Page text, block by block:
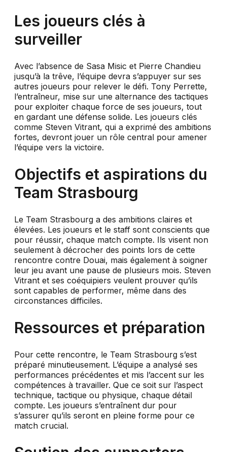
Les joueurs clés à
surveiller
Avec l’absence de Sasa Misic et Pierre Chandieu
jusqu’à la trêve, l’équipe devra s’appuyer sur ses
autres joueurs pour relever le défi. Tony Perrette,
l’entraîneur, mise sur une alternance des tactiques
pour exploiter chaque force de ses joueurs, tout
en gardant une défense solide. Les joueurs clés
comme Steven Vitrant, qui a exprimé des ambitions
fortes, devront jouer un rôle central pour amener
l’équipe vers la victoire.
Objectifs et aspirations du
Team Strasbourg
Le Team Strasbourg a des ambitions claires et
élevées. Les joueurs et le staff sont conscients que
pour réussir, chaque match compte. Ils visent non
seulement à décrocher des points lors de cette
rencontre contre Douai, mais également à soigner
leur jeu avant une pause de plusieurs mois. Steven
Vitrant et ses coéquipiers veulent prouver qu’ils
sont capables de performer, même dans des
circonstances difficiles.
Ressources et préparation
Pour cette rencontre, le Team Strasbourg s’est
préparé minutieusement. L’équipe a analysé ses
performances précédentes et mis l’accent sur les
compétences à travailler. Que ce soit sur l’aspect
technique, tactique ou physique, chaque détail
compte. Les joueurs s’entraînent dur pour
s’assurer qu’ils seront en pleine forme pour ce
match crucial.